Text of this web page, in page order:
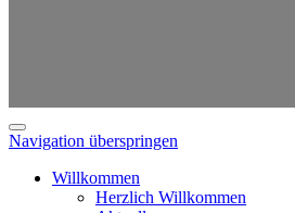
Navigation überspringen
Willkommen
Herzlich Willkommen